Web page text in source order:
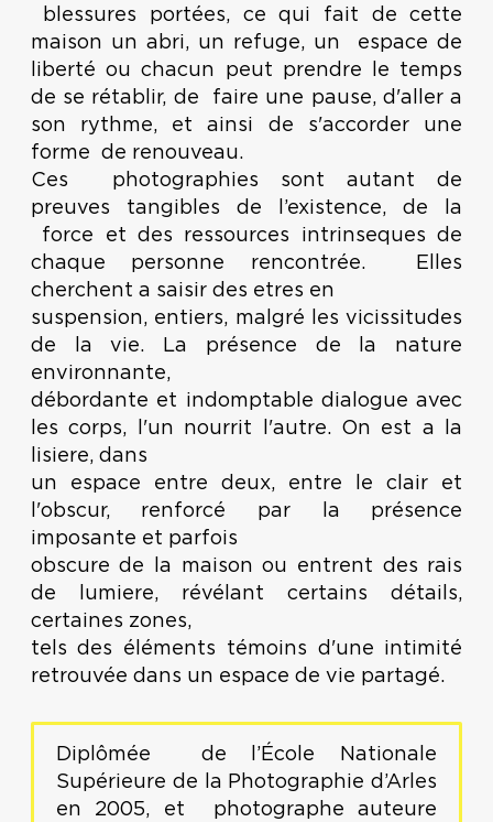
blessures portées, ce qui fait de cette
maison un abri, un refuge, un espace de
liberté ou chacun peut prendre le temps
de se rétablir, de faire une pause, d'aller a
son rythme, et ainsi de s'accorder une
forme de renouveau.
Ces photographies sont autant de
preuves tangibles de l’existence, de la
force et des ressources intrinseques de
chaque personne rencontrée. Elles
cherchent a saisir des etres en
suspension, entiers, malgré les vicissitudes
de la vie. La présence de la nature
environnante,
débordante et indomptable dialogue avec
les corps, l'un nourrit l'autre. On est a la
lisiere, dans
un espace entre deux, entre le clair et
l'obscur, renforcé par la présence
imposante et parfois
obscure de la maison ou entrent des rais
de lumiere, révélant certains détails,
certaines zones,
tels des éléments témoins d'une intimité
retrouvée dans un espace de vie partagé.
Diplômée de l’École Nationale
Supérieure de la Photographie d’Arles
en 2005, et photographe auteure